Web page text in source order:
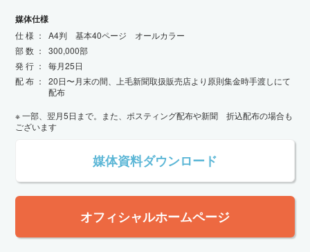
会
媒体仕様
仕 様 ：
A4判 基本40ページ オールカラー
部 数 ：
300,000部
発 行 ：
毎月25日
配 布 ：
20日〜月末の間、上毛新聞取扱販売店より原則集金時手渡しにて
配布
※ 一部、翌月5日まで。また、ポスティング配布や新聞 折込配布の場合も
ございます
媒体資料ダウンロード
オフィシャルホームページ